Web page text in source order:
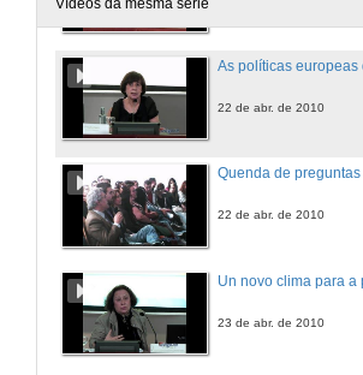
Vídeos da mesma serie
22 de abr. de 2010
Quenda de preguntas
22 de abr. de 2010
Un novo clima para a
23 de abr. de 2010